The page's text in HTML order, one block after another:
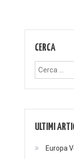
CERCA
ULTIMI
Europa